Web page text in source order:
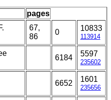
pages
67,
86
0 10833
113914
6184 5597
235602
6652 1601
235656